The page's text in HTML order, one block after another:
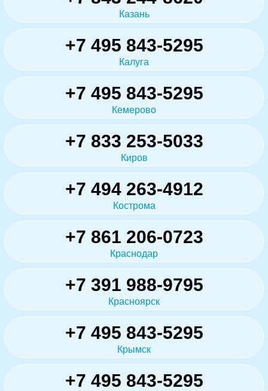
Казань
+7 495 843-5295
Калуга
+7 495 843-5295
Кемерово
+7 833 253-5033
Киров
+7 494 263-4912
Кострома
+7 861 206-0723
Краснодар
+7 391 988-9795
Красноярск
+7 495 843-5295
Крымск
+7 495 843-5295